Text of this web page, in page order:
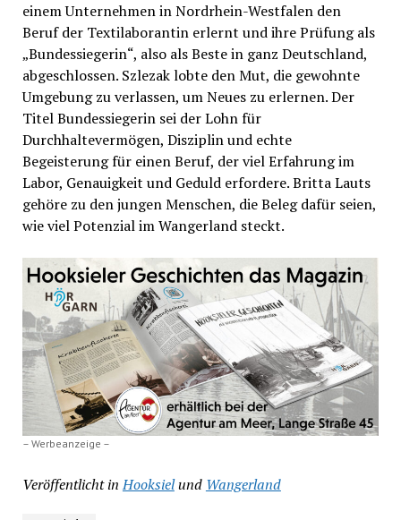
einem Unternehmen in Nordrhein-Westfalen den
Beruf der Textilaborantin erlernt und ihre Prüfung als
„Bundessiegerin“, also als Beste in ganz Deutschland,
abgeschlossen. Szlezak lobte den Mut, die gewohnte
Umgebung zu verlassen, um Neues zu erlernen. Der
Titel Bundessiegerin sei der Lohn für
Durchhaltevermögen, Disziplin und echte
Begeisterung für einen Beruf, der viel Erfahrung im
Labor, Genauigkeit und Geduld erfordere. Britta Lauts
gehöre zu den jungen Menschen, die Beleg dafür seien,
wie viel Potenzial im Wangerland steckt.
– Werbeanzeige –
Veröffentlicht in Hooksielund Wangerland